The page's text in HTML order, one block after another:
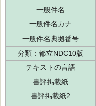
一般件名
一般件名カナ
一般件名典拠番号
分類：都立NDC10版
テキストの言語
書評掲載紙
書評掲載紙2